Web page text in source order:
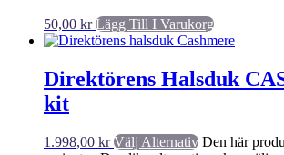
50,00 kr Lägg Till I Varukorg
Direktörens Halsduk
kit
1.998,00 kr Välj Alternativ Den här